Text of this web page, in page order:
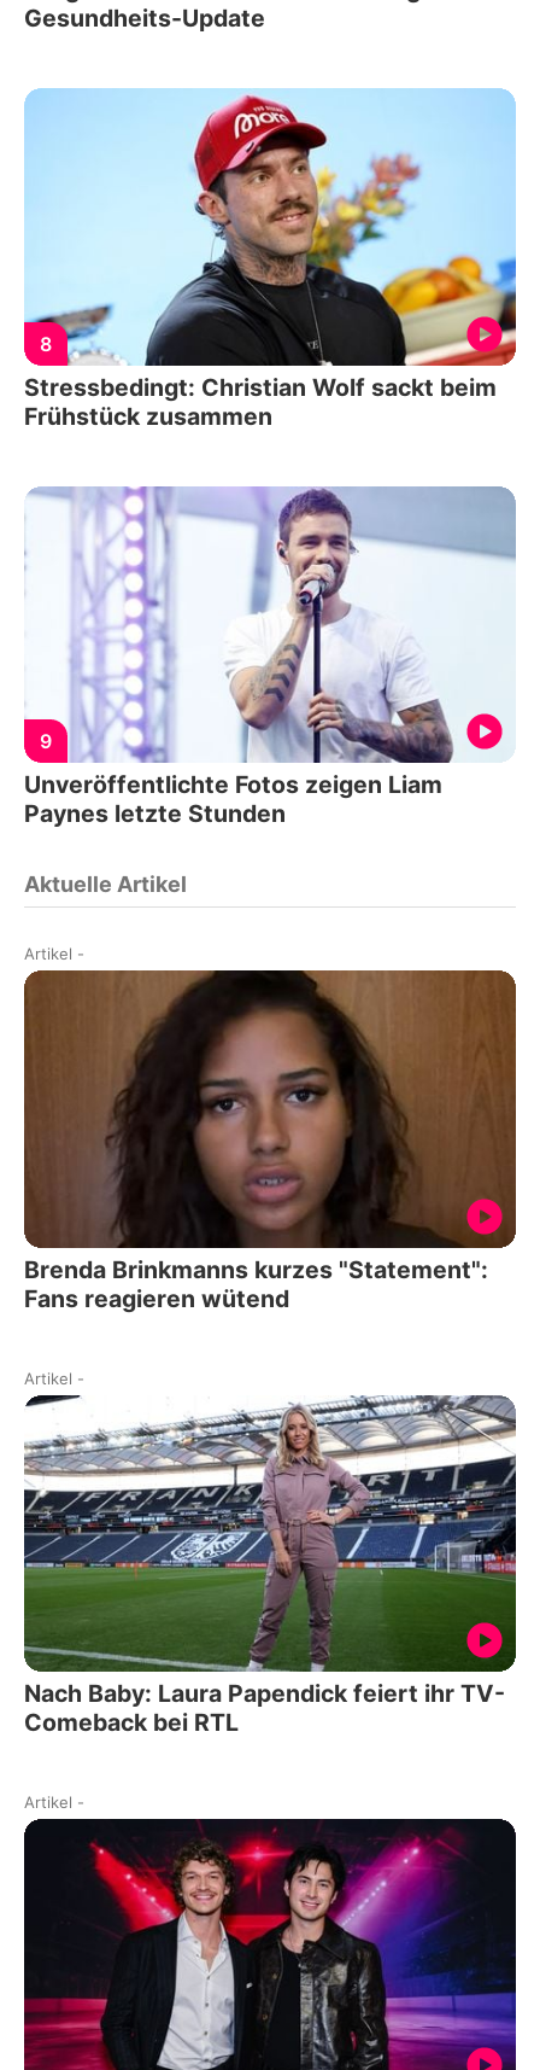
Gesundheits-Update
8
Stressbedingt: Christian Wolf sackt beim
Frühstück zusammen
9
Unveröffentlichte Fotos zeigen Liam
Paynes letzte Stunden
Aktuelle Artikel
Artikel -
Brenda Brinkmanns kurzes "Statement":
Fans reagieren wütend
Artikel -
Nach Baby: Laura Papendick feiert ihr TV-
Comeback bei RTL
Artikel -